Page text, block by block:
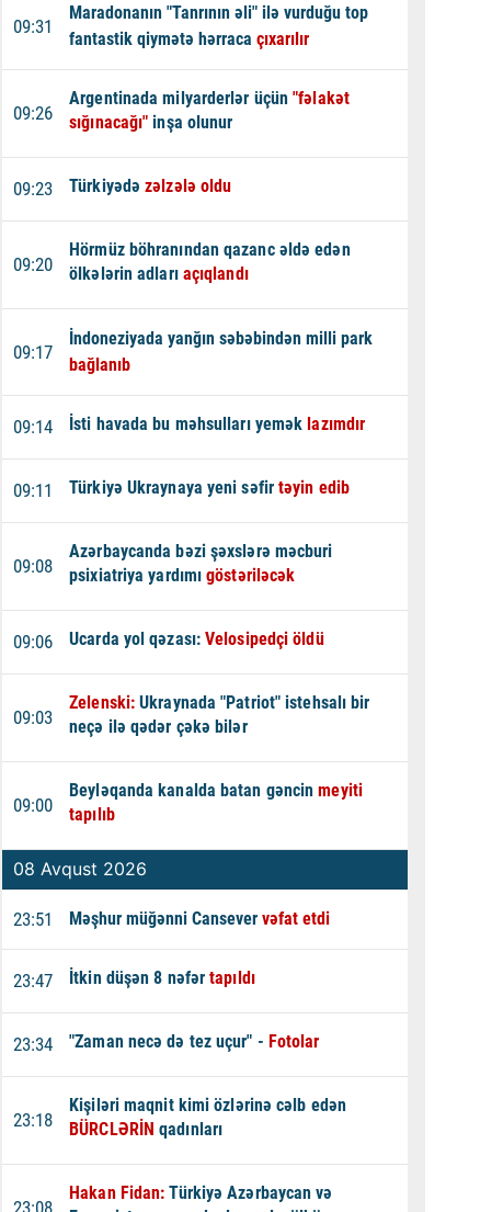
09:31
Maradonanın "Tanrının əli" ilə vurduğu top
fantastik qiymətə hərracaçıxarılır
09:26
Argentinada milyarderlər üçün "fəlakət
sığınacağı" inşa olunur
09:23 Türkiyədəzəlzələ oldu
09:20
Hörmüz böhranından qazanc əldə edən
ölkələrin adları açıqlandı
09:17
İndoneziyada yanğın səbəbindən milli park
bağlanıb
09:14 İsti havada bu məhsulları yeməklazımdır
09:11 Türkiyə Ukraynaya yeni səfirtəyin edib
09:08
Azərbaycanda bəzi şəxslərə məcburi
psixiatriya yardımıgöstəriləcək
09:06 Ucarda yol qəzası:Velosipedçi öldü
09:03
Zelenski:Ukraynada "Patriot" istehsalı bir
neçə ilə qədər çəkə bilər
09:00
Beyləqanda kanalda batan gəncinmeyiti
tapılıb
08 Avqust 2026
23:51 Məşhur müğənni Cansevervəfat etdi
23:47 İtkin düşən 8 nəfərtapıldı
23:34 "Zaman necə də tez uçur" - Fotolar
23:18
Kişiləri maqnit kimi özlərinə cəlb edən
BÜRCLƏRİN qadınları
Hakan Fidan: Türkiyə Azərbaycan və